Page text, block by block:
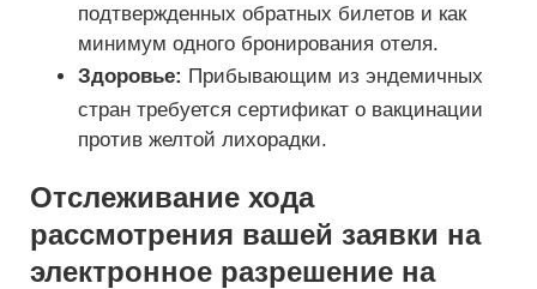
подтвержденных обратных билетов и как
минимум одного бронирования отеля.
Здоровье: Прибывающим из эндемичных
стран требуется сертификат о вакцинации
против желтой лихорадки.
Отслеживание хода
рассмотрения вашей заявки на
электронное разрешение на